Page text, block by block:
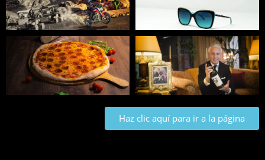
Haz clic aquí para ir a la página